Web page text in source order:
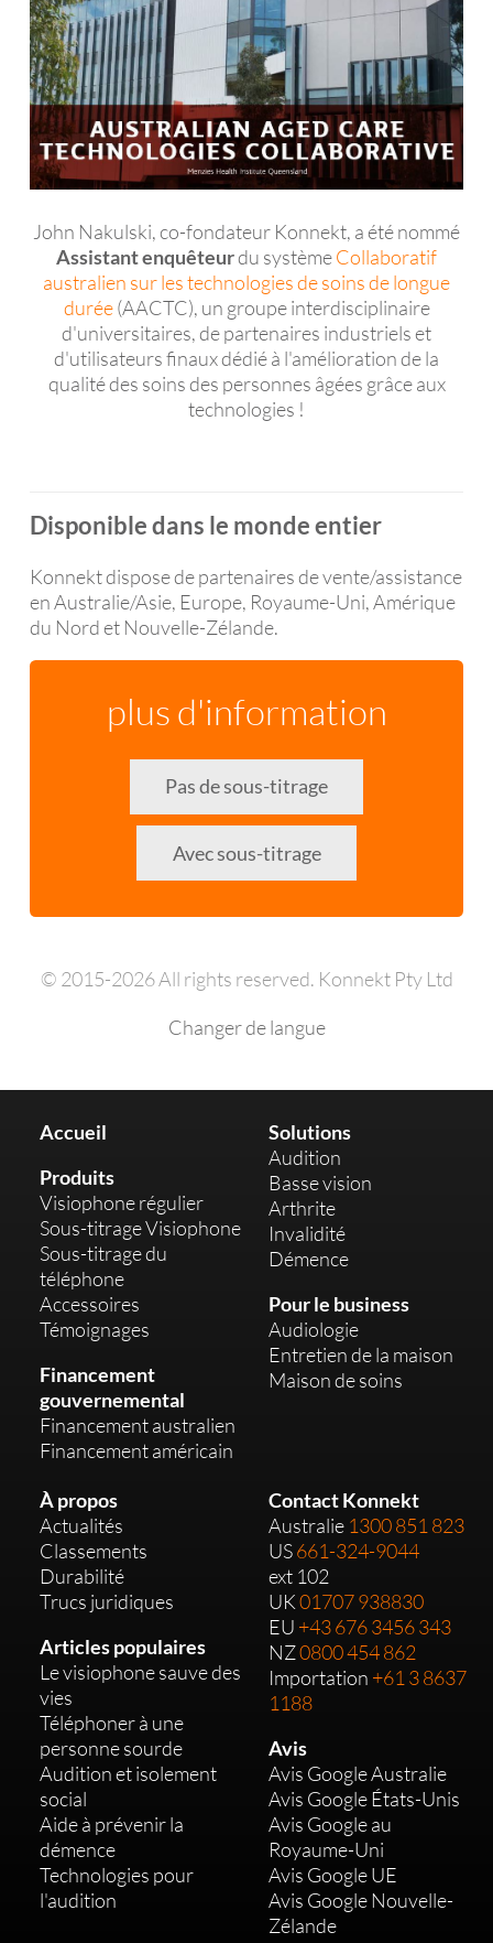
John Nakulski, co-fondateur Konnekt, a été nommé
Assistant enquêteurdu systèmeCollaboratif
australien sur les technologies de soins de longue
durée(AACTC), un groupe interdisciplinaire
d'universitaires, de partenaires industriels et
d'utilisateurs finaux dédié à l'amélioration de la
qualité des soins des personnes âgées grâce aux
technologies !
Disponible dans le monde entier
Konnekt dispose de partenaires de vente/assistance
en Australie/Asie, Europe, Royaume-Uni, Amérique
du Nord et Nouvelle-Zélande.
plus d'information
Pas de sous-titrage
Avec sous-titrage
© 2015-2026 All rights reserved. Konnekt Pty Ltd
Changer de langue
Accueil
Produits
Visiophone régulier
Sous-titrage Visiophone
Sous-titrage du
téléphone
Accessoires
Témoignages
Financement
gouvernemental
Financement australien
Financement américain
Solutions
Audition
Basse vision
Arthrite
Invalidité
Démence
Pour le business
Audiologie
Entretien de la maison
Maison de soins
À propos
Actualités
Classements
Durabilité
Trucs juridiques
Articles populaires
Le visiophone sauve des
vies
Téléphoner à une
personne sourde
Audition et isolement
social
Aide à prévenir la
démence
Technologies pour
l'audition
Contact Konnekt
Australie 1300 851 823
US661-324-9044
ext 102
UK01707 938830
EU +43 676 3456 343
NZ0800 454 862
Importation +61 3 8637
1188
Avis
Avis Google Australie
Avis Google États-Unis
Avis Google au
Royaume-Uni
Avis Google UE
Avis Google Nouvelle-
Zélande